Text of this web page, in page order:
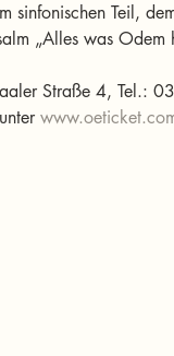
sinfonischen Teil,
„Alles was
Straße 4, Tel.: